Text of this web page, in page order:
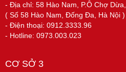
- Địa chỉ: 58 Hào Nam, P.Ô Chợ
( Số 58 Hào Nam, Đống Đa, Hà Nội )
- Điện thoại: 0912.3333.96
- Hotline: 0973.003.023
CƠ SỞ 3